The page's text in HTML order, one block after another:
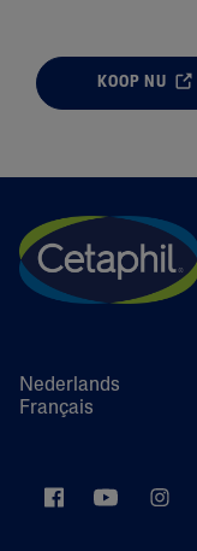
Moisturizers
Skin Type
Product Lines
KOOP NU
Nederlands
Français